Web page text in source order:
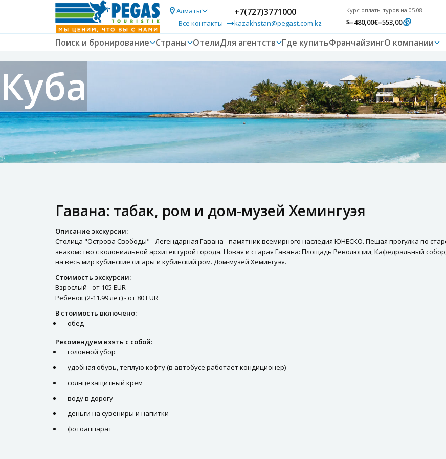
Алматы
Все контакты
+7(727)3771000
kazakhstan@pegast.com.kz
Курс оплаты туров на 05.08:
$=480,00€=553,00
Поиск и бронирование Страны ОтелиДля агентств Где купитьФранчайзингО компании
Куба
Гавана: табак, ром и дом-музей Хемингуэя
Описание экскурсии:
Столица "Острова Свободы" - Легендарная Гавана - памятник всемирного наследия ЮНЕСКО. Пешая прогулка по
знакомство с колониальной архитектурой города. Новая и старая Гавана: Площадь Революции, Кафедральный
на весь мир кубинские сигары и кубинский ром. Дом-музей Хемингуэя.
Стоимость экскурсии:
Взрослый - от 105 EUR
Ребёнок (2-11.99 лет) - от 80 EUR
В стоимость включено:
обед
Рекомендуем взять с собой:
головной убор
удобная обувь, теплую кофту (в автобусе работает кондиционер)
солнцезащитный крем
воду в дорогу
деньги на сувениры и напитки
фотоаппарат